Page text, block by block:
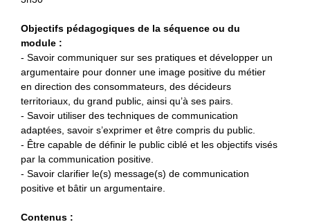
Objectifs pédagogiques de la séquence ou du
module :
- Savoir communiquer sur ses pratiques et développer un
argumentaire pour donner une image positive du métier
en direction des consommateurs, des décideurs
territoriaux, du grand public, ainsi qu’à ses pairs.
- Savoir utiliser des techniques de communication
adaptées, savoir s’exprimer et être compris du public.
- Être capable de définir le public ciblé et les objectifs visés
par la communication positive.
- Savoir clarifier le(s) message(s) de communication
positive et bâtir un argumentaire.
Contenus :